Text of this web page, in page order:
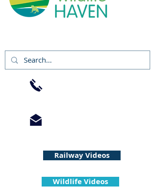
Wildlife Videos
Railway Videos